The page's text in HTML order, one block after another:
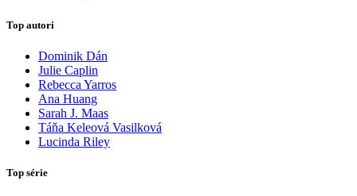
Top autori
Dominik Dán
Julie Caplin
Rebecca Yarros
Ana Huang
Sarah J. Maas
Táňa Keleová Vasilková
Lucinda Riley
Top série